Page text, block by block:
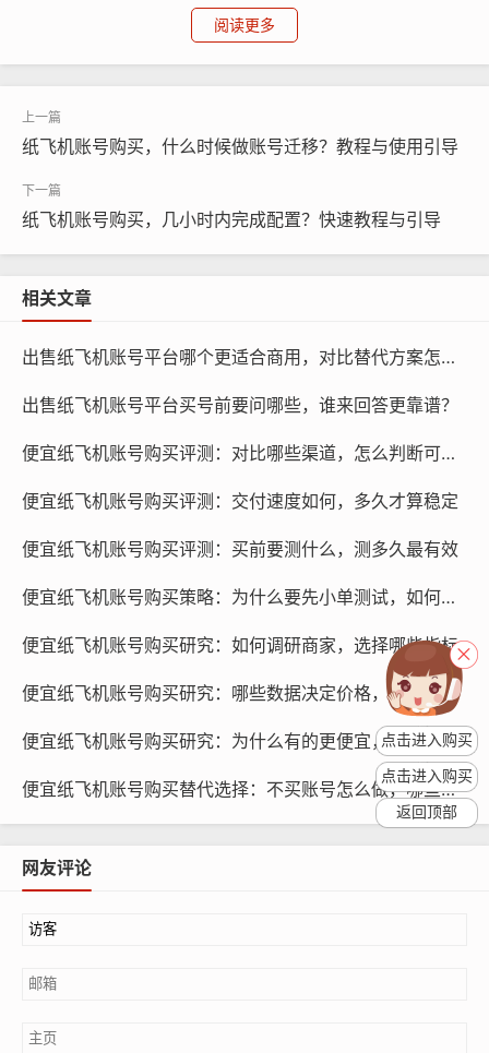
都会面临如何选择、如何购买的问题，本文将为您介绍几
种纸飞机账号购买方案,帮助您找到最划算的购买方式。
纸飞机账号购买, 在线购买tg账号, 电报聊天账号购买,wdd
16888.com
购买单账号是最简单直接的购买方式，适合那些只需要一
在几十元到几百元不等，如果您只需要一个账号,购买单账
号是最划算的选择。
购买多账号套餐
阅读更多
纸飞机账号购买，什么时候做账号迁移？教程与使用引导
纸飞机账号购买，几小时内完成配置？快速教程与引导
相关文章
出售纸飞机账号平台哪个更适合商用，对比替代方案怎么选？
出售纸飞机账号平台买号前要问哪些，谁来回答更靠谱？
便宜纸飞机账号购买评测：对比哪些渠道，怎么判断可靠性
便宜纸飞机账号购买评测：交付速度如何，多久才算稳定
便宜纸飞机账号购买评测：买前要测什么，测多久最有效
便宜纸飞机账号购买策略：为什么要先小单测试，如何执行
便宜纸飞机账号购买研究：如何调研商家，选择哪些指标
便宜纸飞机账号购买研究：哪些数据决定价格，怎么做分析
便宜纸飞机账号购买研究：为什么有的更便宜，原因有哪些
便宜纸飞机账号购买替代选择：不买账号怎么做，哪些替代方案
网友评论
点击进入购买
点击进入购买
返回顶部